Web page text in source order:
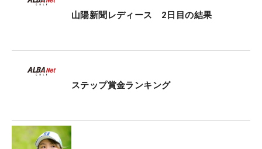
山陽新聞レディース 2日目の結果
ステップ賞金ランキング